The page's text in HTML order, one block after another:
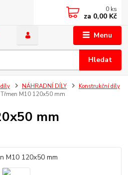
Menu
Hledat
0 ks
za 0,00 Kč
NÁHRADNÍ DÍLY
Konstrukční díly
Třmen M10 120x50 mm
mm